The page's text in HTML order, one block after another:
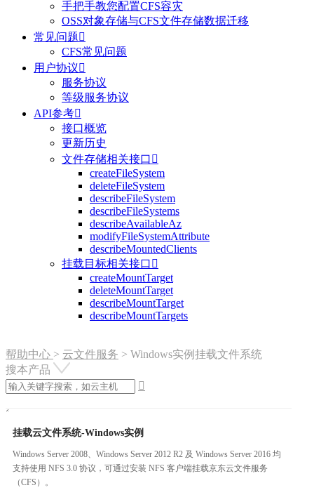
手把手教您配置CFS容灾
OSS对象存储与CFS文件存储数据迁移
常见问题
CFS常见问题
用户协议
服务协议
等级服务协议
API参考
接口概览
更新历史
文件存储相关接口 
createFileSystem
deleteFileSystem
describeFileSystem
describeFileSystems
describeAvailableAz
modifyFileSystemAttribute
describeMountedClients
挂载目标相关接口 
createMountTarget
deleteMountTarget
describeMountTarget
describeMountTargets
帮助中心 > 云文件服务 > Windows实例挂载文件系统
搜本产品

挂载云文件系统-Windows实例
Windows Server 2008、Windows Server 2012 R2 及 Windows Server 2016 均
支持使用 NFS 3.0 协议，可通过安装 NFS 客户端挂载京东云文件服务
（CFS）。